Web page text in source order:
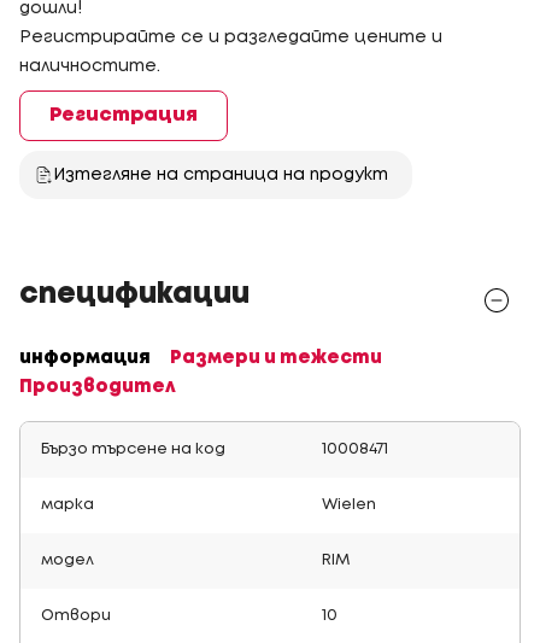
дошли!
Регистрирайте се и разгледайте цените и
наличностите.
Регистрация
Изтегляне на страница на продукт
спецификации
информация
Размери и тежести
Производител
Бързо търсене на код 10008471
марка Wielen
модел RIM
Отвори 10